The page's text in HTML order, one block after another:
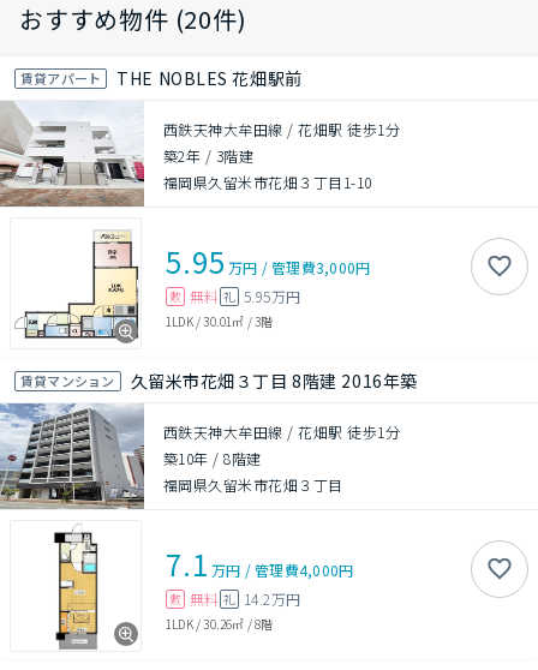
おすすめ物件 (20件)
賃貸アパート THE NOBLES 花畑駅前
西鉄天神大牟田線 / 花畑駅 徒歩1分
築2年 / 3階建
福岡県久留米市花畑３丁目1-10
5.95 万円 /管理費3,000円
敷 無料 礼 5.95万円
1LDK/30.01㎡ /3階
賃貸マンション 久留米市花畑３丁目 8階建 2016年築
西鉄天神大牟田線 / 花畑駅 徒歩1分
築10年 /8階建
福岡県久留米市花畑３丁目
7.1 万円 /管理費4,000円
敷 無料 礼 14.2万円
1LDK/30.26㎡ /8階